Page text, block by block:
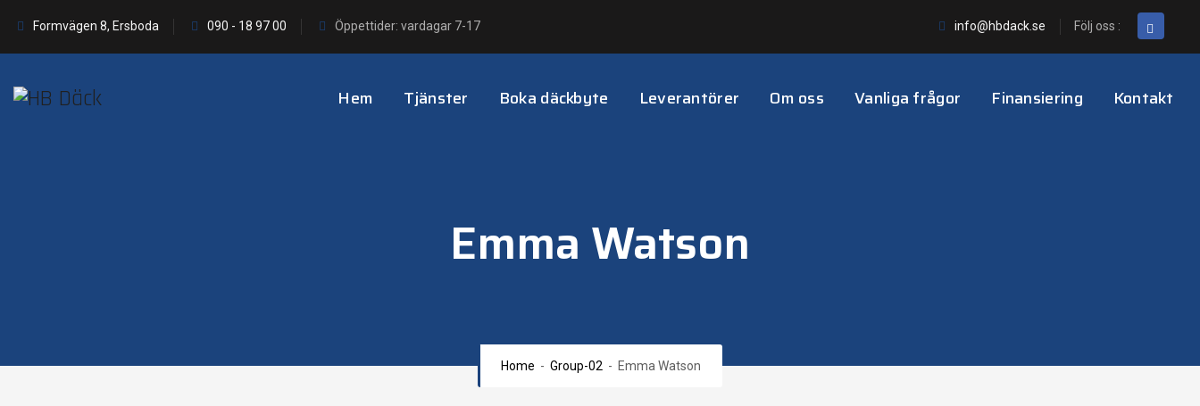
Formvägen 8, Ersboda 090 - 18 97 00 Öppettider: vardagar 7-17 info@hbdack.se Följ oss :
Hem Tjänster Boka däckbyte Leverantörer Om oss Vanliga frågor Finansiering Kontakt
Emma Watson
Home - Group-02 - Emma Watson